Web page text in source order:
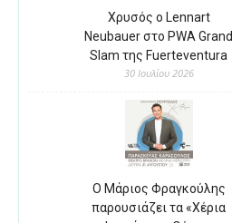
Χρυσός ο Lennart
Neubauer στο PWA Grand
Slam της Fuerteventura
30 Ιουλίου 2026
Ο Μάριος Φραγκούλης
παρουσιάζει τα «Χέρια